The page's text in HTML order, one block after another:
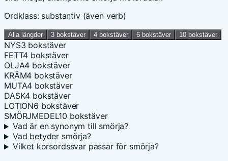
Ordklass: substantiv (även verb)
Alla längder 3 bokstäver 4 bokstäver 6 bokstäver 10 bokstäver
NYS3 bokstäver
FETT4 bokstäver
OLJA4 bokstäver
KRÄM4 bokstäver
MUTA4 bokstäver
DASK4 bokstäver
LOTION6 bokstäver
SMÖRJMEDEL10 bokstäver
Vad är en synonym till smörja?
Vad betyder smörja?
Vilket korsordssvar passar för smörja?